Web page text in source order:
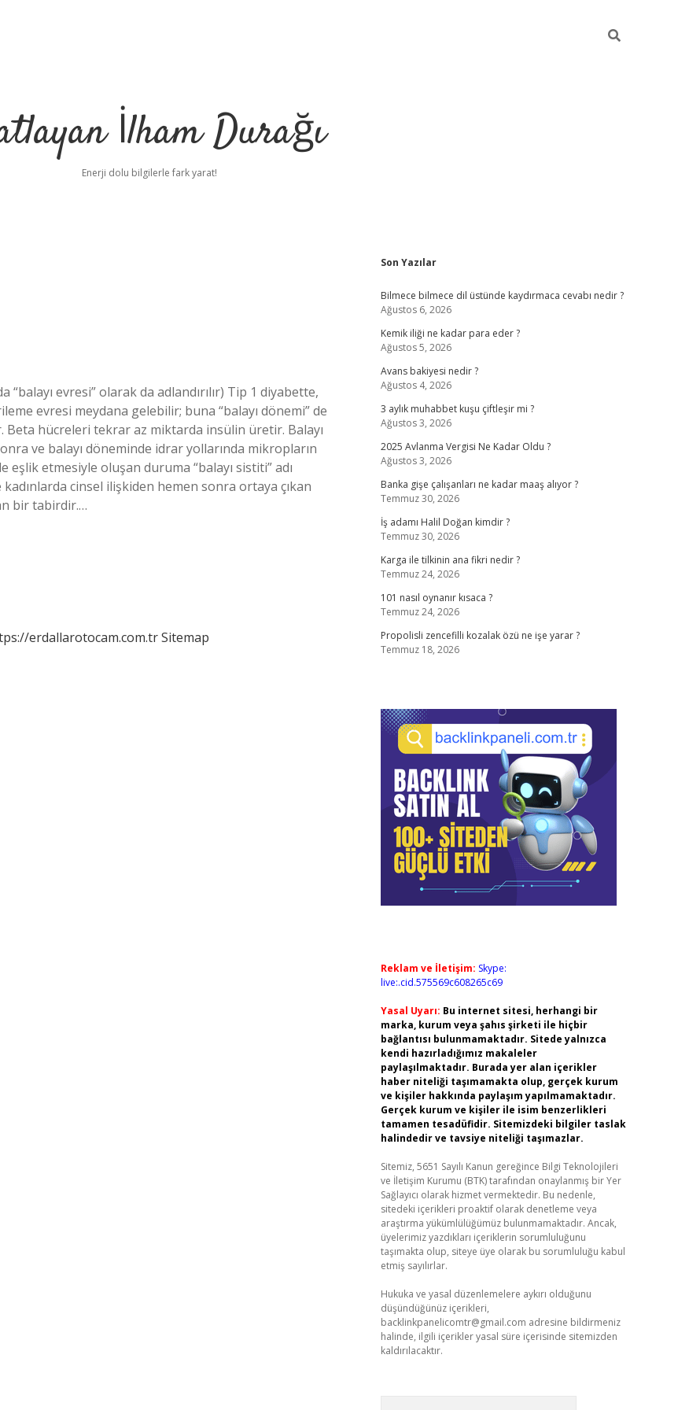
İlham Durağı
Enerji dolu bilgilerle fark yarat!
“balayı evresi” olarak da adlandırılır) Tip 1 diyabette,
evresi meydana gelebilir; buna “balayı dönemi” de
Beta hücreleri tekrar az miktarda insülin üretir. Balayı
ve balayı döneminde idrar yollarında mikropların
etmesiyle oluşan duruma “balayı sistiti” adı
cinsel ilişkiden hemen sonra ortaya çıkan
bir tabirdir.…
erdallarotocam.com.trSitemap
Sidebar
Son Yazılar
Bilmece bilmece dil üstünde kaydırmaca cevabı nedir ?
Ağustos 6, 2026
Kemik iliği ne kadar para eder ?
Ağustos 5, 2026
Avans bakiyesi nedir ?
Ağustos 4, 2026
3 aylık muhabbet kuşu çiftleşir mi ?
Ağustos 3, 2026
2025 Avlanma Vergisi Ne Kadar Oldu ?
Ağustos 3, 2026
Banka gişe çalışanları ne kadar maaş alıyor ?
Temmuz 30, 2026
İş adamı Halil Doğan kimdir ?
Temmuz 30, 2026
Karga ile tilkinin ana fikri nedir ?
Temmuz 24, 2026
101 nasıl oynanır kısaca ?
Temmuz 24, 2026
Propolisli zencefilli kozalak özü ne işe yarar ?
Temmuz 18, 2026
Reklam ve İletişim: Skype:
live:.cid.575569c608265c69
Yasal Uyarı: Bu internet sitesi, herhangi bir
marka, kurum veya şahıs şirketi ile hiçbir
bağlantısı bulunmamaktadır. Sitede yalnızca
kendi hazırladığımız makaleler
paylaşılmaktadır. Burada yer alan içerikler
haber niteliği taşımamakta olup, gerçek kurum
ve kişiler hakkında paylaşım yapılmamaktadır.
Gerçek kurum ve kişiler ile isim benzerlikleri
tamamen tesadüfidir. Sitemizdeki bilgiler taslak
halindedir ve tavsiye niteliği taşımazlar.
Sitemiz, 5651 Sayılı Kanun gereğince Bilgi Teknolojileri
ve İletişim Kurumu (BTK) tarafından onaylanmış bir Yer
Sağlayıcı olarak hizmet vermektedir. Bu nedenle,
sitedeki içerikleri proaktif olarak denetleme veya
araştırma yükümlülüğümüz bulunmamaktadır. Ancak,
üyelerimiz yazdıkları içeriklerin sorumluluğunu
taşımakta olup, siteye üye olarak bu sorumluluğu kabul
etmiş sayılırlar.
Hukuka ve yasal düzenlemelere aykırı olduğunu
düşündüğünüz içerikleri,
backlinkpanelicomtr@gmail.com adresine bildirmeniz
halinde, ilgili içerikler yasal süre içerisinde sitemizden
kaldırılacaktır.